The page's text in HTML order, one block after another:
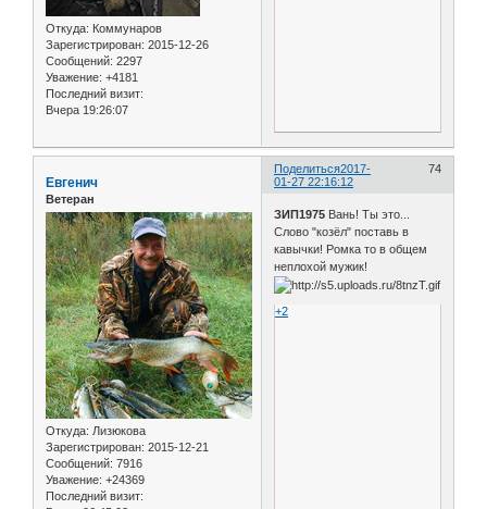
Откуда: Коммунаров
Зарегистрирован: 2015-12-26
Сообщений: 2297
Уважение: +4181
Последний визит:
Вчера 19:26:07
Поделиться 74
2017-
01-27 22:16:12
Евгенич
Ветеран
Откуда: Лизюкова
Зарегистрирован: 2015-12-21
Сообщений: 7916
Уважение: +24369
Последний визит:
ЗИП1975 Вань! Ты это...
Слово "козёл" поставь в
кавычки! Ромка то в общем
неплохой мужик!
+2